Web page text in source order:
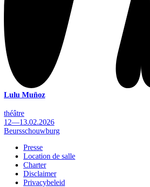
Lulu Muñoz
théâtre
12—13.02.2026
Beursschouwburg
Footer
Presse
Location de salle
Charter
Disclaimer
Privacybeleid